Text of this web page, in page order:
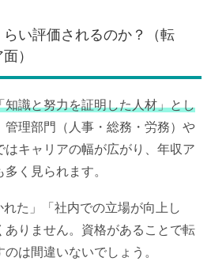
い評価されるのか？（転
）
知識と努力を証明した人材」とし
管理部門（人事・総務・労務）や
キャリアの幅が広がり、年収ア
く見られます。
れた」「社内での立場が向上し
ありません。資格があることで転
は間違いないでしょう。